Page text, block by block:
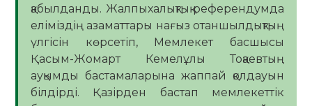
қабылданды. Жалпыхалықтық референдумда
еліміздің азаматтары нағыз отаншылдықтың
үлгісін көрсетіп, Мемлекет басшысы
Қасым-Жомарт Кемелұлы Тоқаевтың
ауқымды бастамаларына жаппай қолдауын
білдірді. Қазірден бастап мемлекеттік